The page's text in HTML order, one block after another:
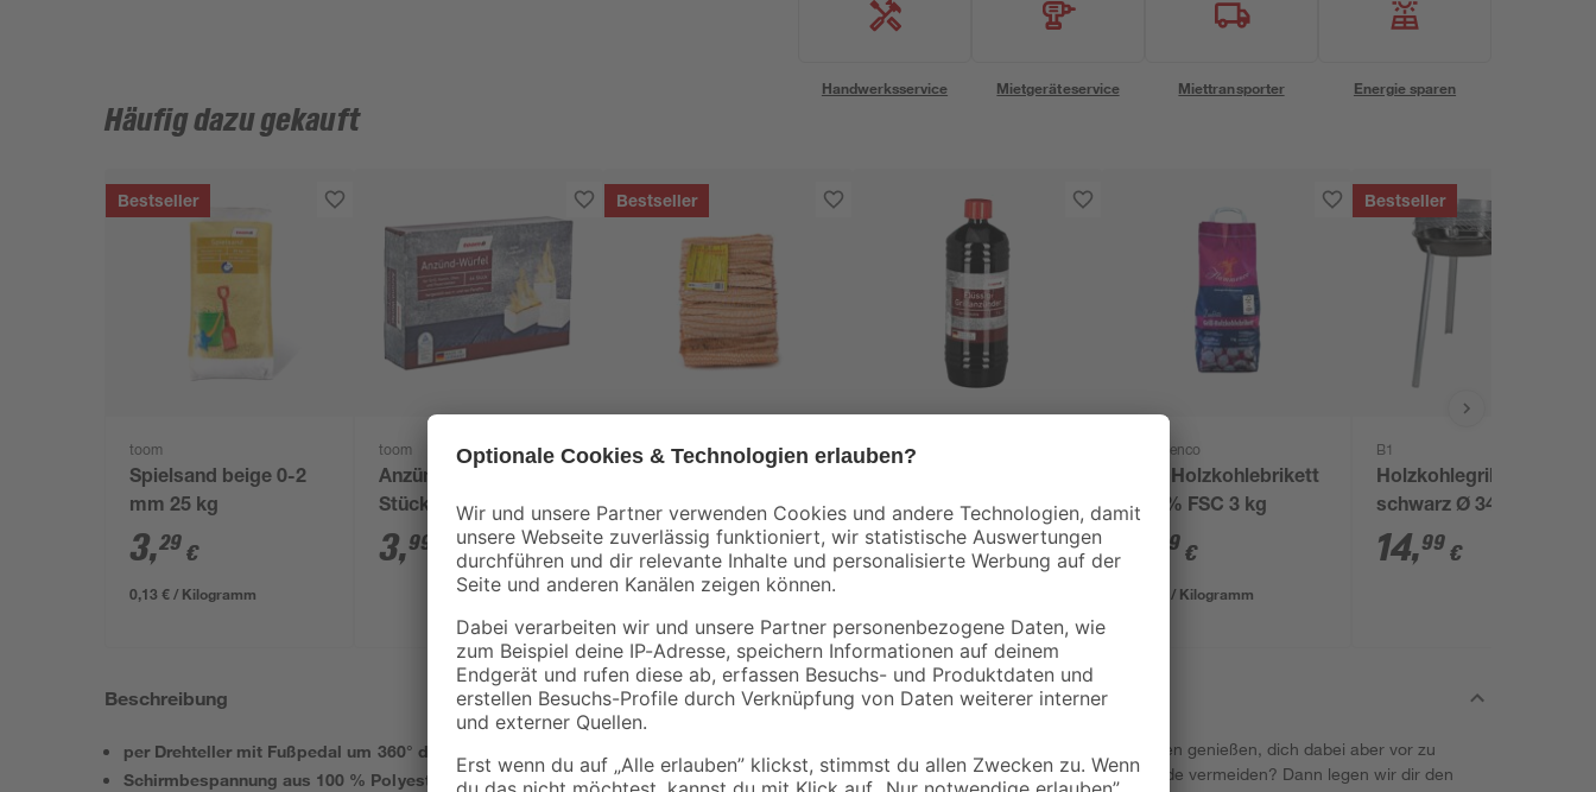
Handwerksservice Mietgeräteservice Miettransporter Energie sparen
Häufig dazu gekauft
Bestseller
toom
Spielsand beige 0-2
mm 25 kg
3,29 €
0,13 € / Kilogramm
toom
Anzündwürfel 64
Stück
3,99
Bestseller
2,99€
598,00 € / m³
toom
4,99€
Flammenco
Grill-Holzkohlebrikett
100 % FSC 3 kg
99 €
2,00 € / Kilogramm
Bestseller
B1
Holzkohlegrill 'Primo'
schwarz Ø 34 cm
14,99 €
Beschreibung
per Drehteller mit Fußpedal um 360° drehbar, neigbar
Schirmbespannung aus 100 % Polyester
Möchtest du gemütliche Sommerrunden im Freien genießen, dich dabei aber vor zu
starker UV-Strahlung schützen und Sonnenbrände vermeiden? Dann legen wir dir den